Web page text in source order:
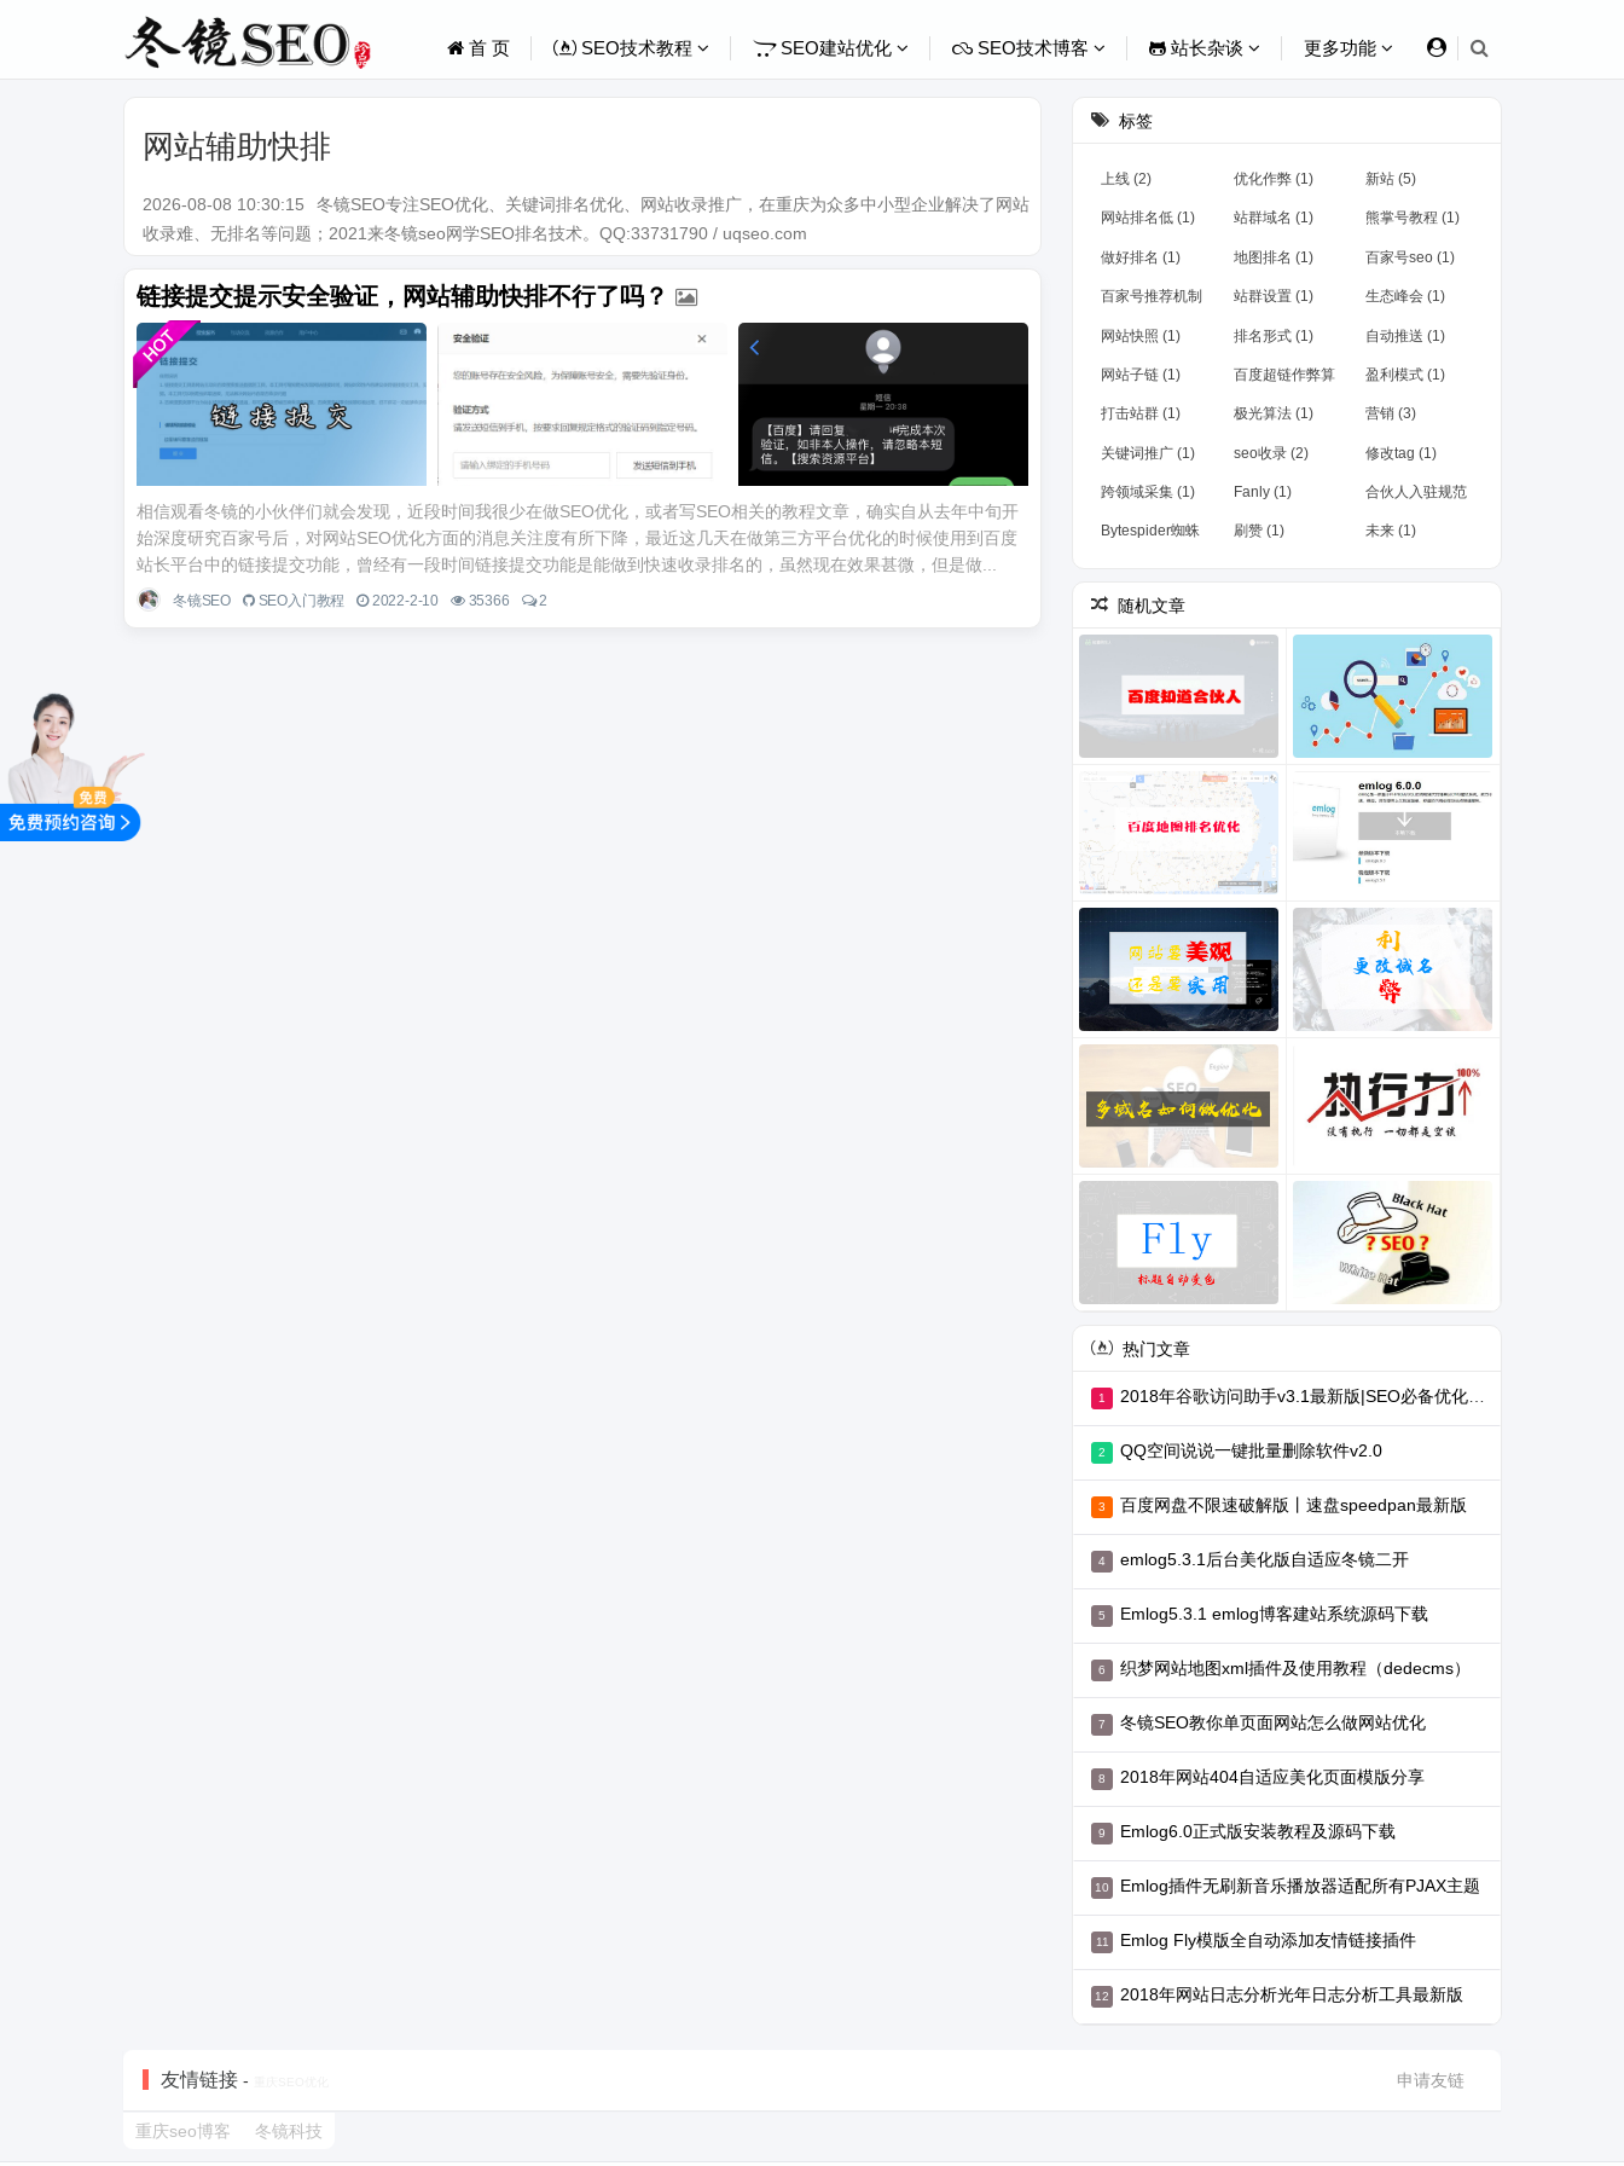
首 页 SEO技术教程 SEO建站优化 SEO技术博客 站长杂谈 更多功能
网站辅助快排
2026-08-08 10:30:15
冬镜SEO专注SEO优化、关键词排名优化、网站收录推广，在重庆为众多中小型企业解决了网站
收录难、无排名等问题；2021来冬镜seo网学SEO排名技术。QQ:33731790 / uqseo.com
链接提交提示安全验证，网站辅助快排不行了吗？
相信观看冬镜的小伙伴们就会发现，近段时间我很少在做SEO优化，或者写SEO相关的教程文章，确实自从去年中旬开
始深度研究百家号后，对网站SEO优化方面的消息关注度有所下降，最近这几天在做第三方平台优化的时候使用到百度
站长平台中的链接提交功能，曾经有一段时间链接提交功能是能做到快速收录排名的，虽然现在效果甚微，但是做...
冬镜SEO SEO入门教程 2022-2-10 35366 2
标签
上线 (2) 优化作弊 (1) 新站 (5)
网站排名低 (1) 站群域名 (1) 熊掌号教程 (1)
做好排名 (1) 地图排名 (1) 百家号seo (1)
百家号推荐机制
(1)
站群设置 (1) 生态峰会 (1)
网站快照 (1) 排名形式 (1) 自动推送 (1)
网站子链 (1) 百度超链作弊算
法 (1)
盈利模式 (1)
打击站群 (1) 极光算法 (1) 营销 (3)
关键词推广 (1) seo收录 (2) 修改tag (1)
跨领域采集 (1) Fanly (1) 合伙人入驻规范
(1)
Bytespider蜘蛛 刷赞 (1) 未来 (1)
随机文章
热门文章
2018年谷歌访问助手v3.1最新版|SEO必备优化工具
QQ空间说说一键批量删除软件v2.0
百度网盘不限速破解版丨速盘speedpan最新版
emlog5.3.1后台美化版自适应冬镜二开
Emlog5.3.1 emlog博客建站系统源码下载
织梦网站地图xml插件及使用教程（dedecms）
冬镜SEO教你单页面网站怎么做网站优化
2018年网站404自适应美化页面模版分享
Emlog6.0正式版安装教程及源码下载
Emlog插件无刷新音乐播放器适配所有PJAX主题
Emlog Fly模版全自动添加友情链接插件
2018年网站日志分析光年日志分析工具最新版
友情链接 - 申请友链
重庆seo博客 冬镜科技